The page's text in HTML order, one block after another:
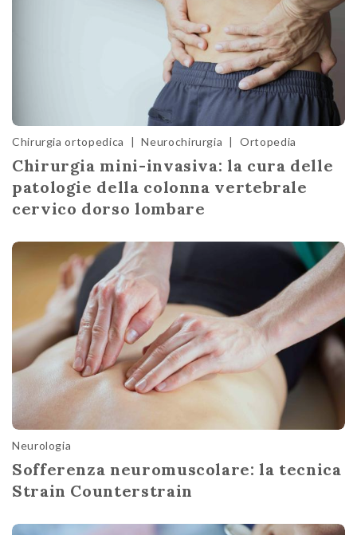
Chirurgia ortopedica | Neurochirurgia | Ortopedia
Chirurgia mini-invasiva: la cura delle
patologie della colonna vertebrale
cervico dorso lombare
Neurologia
Sofferenza neuromuscolare: la tecnica
Strain Counterstrain